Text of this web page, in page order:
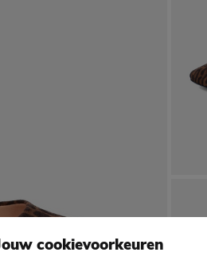
cookievoorkeuren